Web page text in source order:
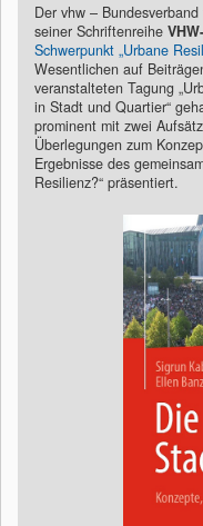
Der vhw –
seiner Schriftenreihe
Schwerpunkt „Urbane
Wesentlichen auf
veranstalteten Tagung
in Stadt und Quartier“
prominent mit zwei
Überlegungen zum
Ergebnisse des
Resilienz?“ präsentiert.